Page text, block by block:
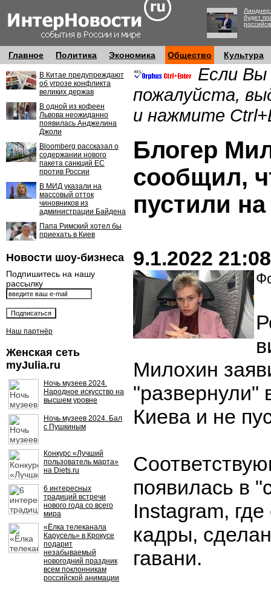
будет
Главное Политика Экономика Общество Культура
В Китае предупреждают
об угрозе конфликта
великих держав
В одной из кофеен
Львова неожиданно
появилась Анджелина
Джоли
Bloomberg рассказал о
содержании нового
пакета санкций ЕС
против России
В МИД указали на
массовый отток
чиновников из
администрации Байдена
Папа Римский хотел бы
приехать в Киев
Новости шоу-бизнеса
Подпишитесь на нашу
рассылку
Наш партнёр
Женская сеть
myJulia.ru
Ночь музеев 2024.
Народное искусство на
высшем уровне
Ночь музеев 2024. Бал
с Пушкиным
Конкурс «Лучший
пользователь марта»
на Diets.ru
6 интересных
традиций встречи
нового года со всего
мира
«Ёлка телеканала
Карусель» в Крокусе
подарит
незабываемый
новогодний праздник
всем поклонникам
российской анимации
Если Вы
пожалуйста,
и нажмите
Блогер
сообщил,
пустили
9.1.2022 21:08
Милохин
"развернули"
Киева и не
появилась в
Instagram,
кадры,
гавани.